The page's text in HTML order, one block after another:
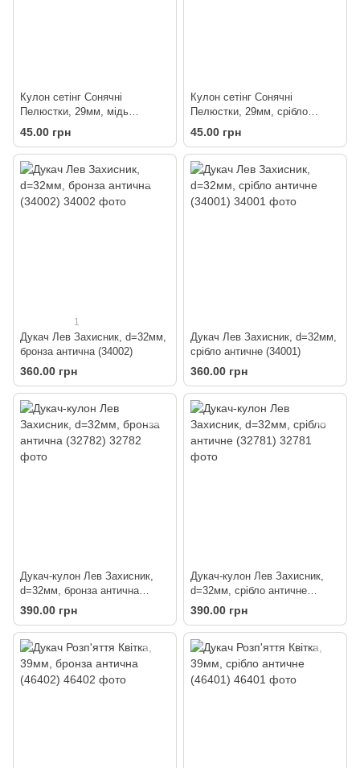
Кулон сетінг Сонячні
Пелюстки, 29мм, мідь
антична (68422)
45.00 грн
Кулон сетінг Сонячні
Пелюстки, 29мм, срібло
античне (68421)
45.00 грн
1
Дукач Лев Захисник, d=32мм,
бронза антична (34002)
360.00 грн
Дукач Лев Захисник, d=32мм,
срібло античне (34001)
360.00 грн
Дукач-кулон Лев Захисник,
d=32мм, бронза антична
(32782)
390.00 грн
Дукач-кулон Лев Захисник,
d=32мм, срібло античне
(32781)
390.00 грн